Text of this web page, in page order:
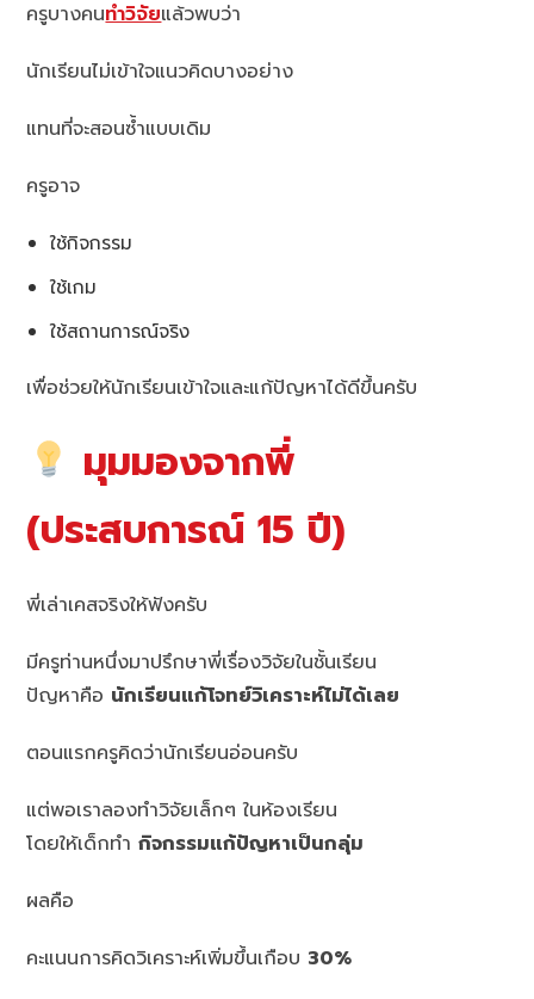
ครูบางคนทำวิจัยแล้วพบว่า
นักเรียนไม่เข้าใจแนวคิดบางอย่าง
แทนที่จะสอนซ้ำแบบเดิม
ครูอาจ
ใช้กิจกรรม
ใช้เกม
ใช้สถานการณ์จริง
เพื่อช่วยให้นักเรียนเข้าใจและแก้ปัญหาได้ดีขึ้นครับ
มุมมองจากพี่
(ประสบการณ์ 15 ปี)
พี่เล่าเคสจริงให้ฟังครับ
มีครูท่านหนึ่งมาปรึกษาพี่เรื่องวิจัยในชั้นเรียน
ปัญหาคือ นักเรียนแก้โจทย์วิเคราะห์ไม่ได้เลย
ตอนแรกครูคิดว่านักเรียนอ่อนครับ
แต่พอเราลองทำวิจัยเล็กๆ ในห้องเรียน
โดยให้เด็กทำกิจกรรมแก้ปัญหาเป็นกลุ่ม
ผลคือ
คะแนนการคิดวิเคราะห์เพิ่มขึ้นเกือบ 30%